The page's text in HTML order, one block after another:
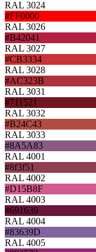
RAL 3024
#FF0000
RAL 3026
#B42041
RAL 3027
#CB3334
RAL 3028
#AC323B
RAL 3031
#711521
RAL 3032
#B24C43
RAL 3033
#8A5A83
RAL 4001
#8f3f51
RAL 4002
#D15B8F
RAL 4003
#691639
RAL 4004
#83639D
RAL 4005